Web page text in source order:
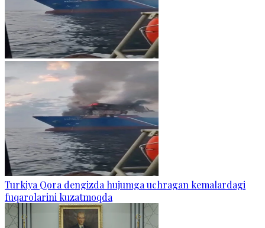
Turkiya Qora dengizda hujumga uchragan kemalardagi
fuqarolarini kuzatmoqda